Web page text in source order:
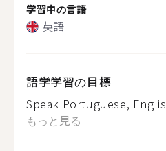
学習中の言語
英語
語学学習の目標
Speak Portuguese,
もっと見る